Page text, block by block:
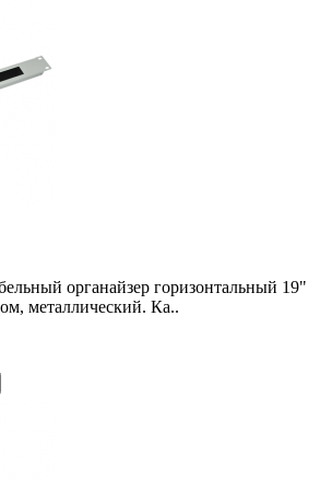
органайзер горизонтальный 19"
металлический. Ка..